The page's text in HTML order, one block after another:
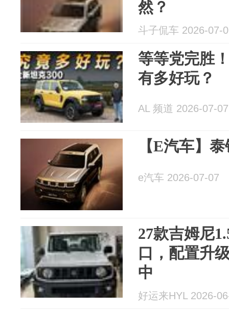
然？
斗子侃车 2026-07-
等等党完胜
有多好玩？
AL 频道 2026-07-07
【E汽车】
e汽车 2026-07-07
27款吉姆尼
口，配置升
中
好运来HYL 2026-